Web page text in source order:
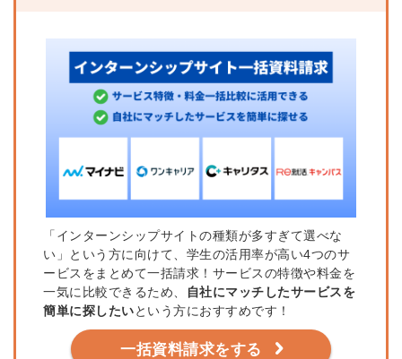
「インターンシップサイトの種類が多すぎて選べな
い」という方に向けて、学生の活用率が高い4つのサ
ービスをまとめて一括請求！サービスの特徴や料金を
一気に比較できるため、
自社にマッチしたサービスを
簡単に探したいという方におすすめです！
一括資料請求をする